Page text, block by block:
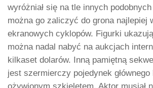
wyróżniał się na tle innych
można go zaliczyć do grona najlepiej
ekranowych cyklopów. Figurki
można nadal nabyć na aukcjach
kilkaset dolarów. Inną pamiętną
jest szermierczy pojedynek głównego